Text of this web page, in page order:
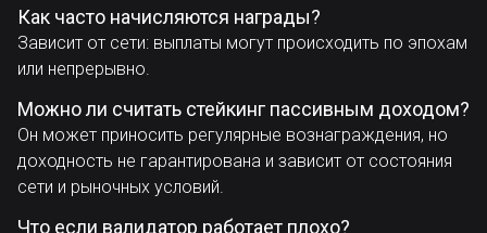
Как часто начисляются награды?
Зависит от сети: выплаты могут происходить по эпохам
или непрерывно.
Можно ли считать стейкинг пассивным доходом?
Он может приносить регулярные вознаграждения, но
доходность не гарантирована и зависит от состояния
сети и рыночных условий.
Что если валидатор работает плохо?